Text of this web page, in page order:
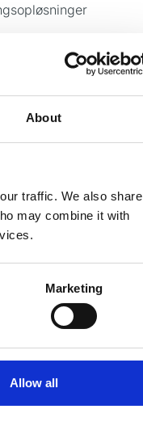
About
traffic. We also share
may combine it with
Marketing
Allow all